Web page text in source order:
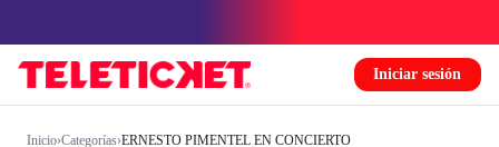
Iniciar sesión
Inicio›Categorías›ERNESTO PIMENTEL EN CONCIERTO